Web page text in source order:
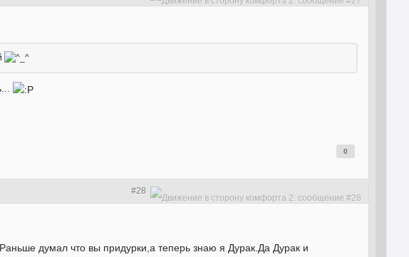
0
#28
думал что вы придурки,а теперь знаю я Дурак.Да Дурак и